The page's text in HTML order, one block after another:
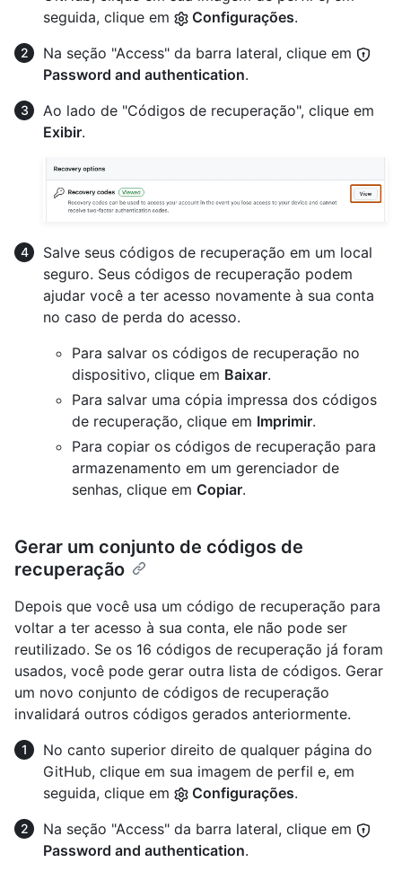
seguida, clique em
Configurações.
Na seção "Access" da barra lateral, clique em
Password and authentication.
Ao lado de "Códigos de recuperação", clique em
Exibir.
Salve seus códigos de recuperação em um local
seguro. Seus códigos de recuperação podem
ajudar você a ter acesso novamente à sua conta
no caso de perda do acesso.
Para salvar os códigos de recuperação no
dispositivo, clique em Baixar.
Para salvar uma cópia impressa dos códigos
de recuperação, clique em Imprimir.
Para copiar os códigos de recuperação para
armazenamento em um gerenciador de
senhas, clique em Copiar.
Gerar um conjunto de códigos de
recuperação
Depois que você usa um código de recuperação para
voltar a ter acesso à sua conta, ele não pode ser
reutilizado. Se os 16 códigos de recuperação já foram
usados, você pode gerar outra lista de códigos. Gerar
um novo conjunto de códigos de recuperação
invalidará outros códigos gerados anteriormente.
No canto superior direito de qualquer página do
GitHub, clique em sua imagem de perfil e, em
seguida, clique em
Configurações.
Na seção "Access" da barra lateral, clique em
Password and authentication.